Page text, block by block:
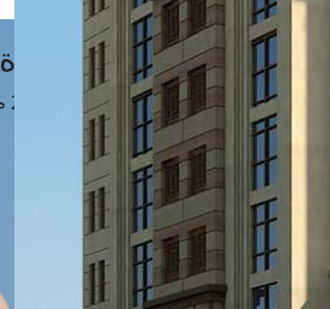
مَواقِيتُ الصَّـــلاة
القاهرة · 07 أغسطس 2026 م
الفجر
الشروق
6 :17
الظهر
1 : 1